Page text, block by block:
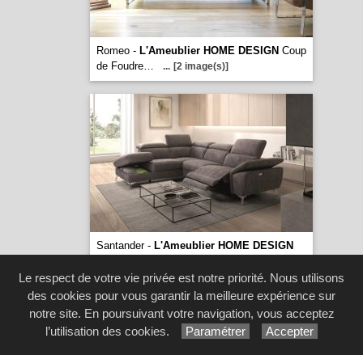
Romeo - L'Ameublier HOME DESIGN Coup
de Foudre…
... [2 image(s)]
Santander - L'Ameublier HOME DESIGN
Le respect de votre vie privée est notre priorité. Nous utilisons
des cookies pour vous garantir la meilleure expérience sur
notre site. En poursuivant votre navigation, vous acceptez
l’utilisation des cookies.
Paramétrer Accepter